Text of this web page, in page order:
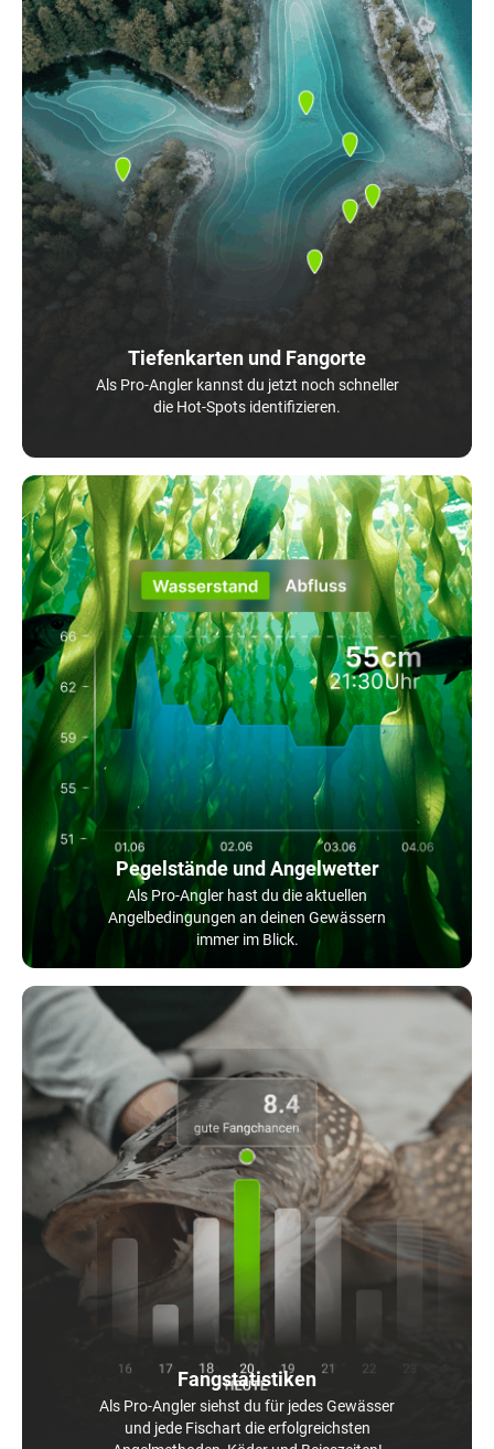
Tiefenkarten und Fangorte
Als Pro-Angler kannst du jetzt noch schneller
die Hot-Spots identifizieren.
Pegelstände und Angelwetter
Als Pro-Angler hast du die aktuellen
Angelbedingungen an deinen Gewässern
immer im Blick.
Fangstatistiken
Als Pro-Angler siehst du für jedes Gewässer
und jede Fischart die erfolgreichsten